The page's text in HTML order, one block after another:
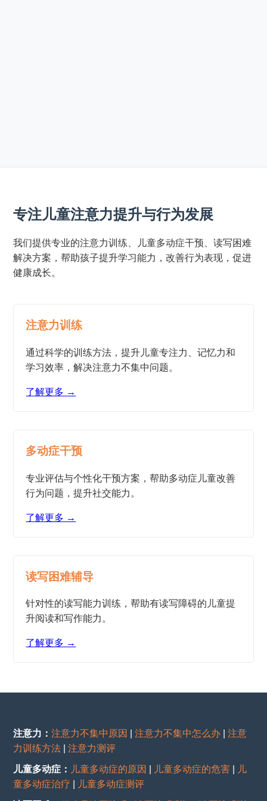
专注儿童注意力提升与行为发展
我们提供专业的注意力训练、儿童多动症干预、读写困难
解决方案，帮助孩子提升学习能力，改善行为表现，促进
健康成长。
注意力训练
通过科学的训练方法，提升儿童专注力、记忆力和
学习效率，解决注意力不集中问题。
了解更多 →
多动症干预
专业评估与个性化干预方案，帮助多动症儿童改善
行为问题，提升社交能力。
了解更多 →
读写困难辅导
针对性的读写能力训练，帮助有读写障碍的儿童提
升阅读和写作能力。
了解更多 →
注意力：注意力不集中原因 |注意力不集中怎么办 |注意
力训练方法 |注意力测评
儿童多动症： 儿童多动症的原因 儿童多动症的危害
儿
童多动症治疗
儿童多动症测评